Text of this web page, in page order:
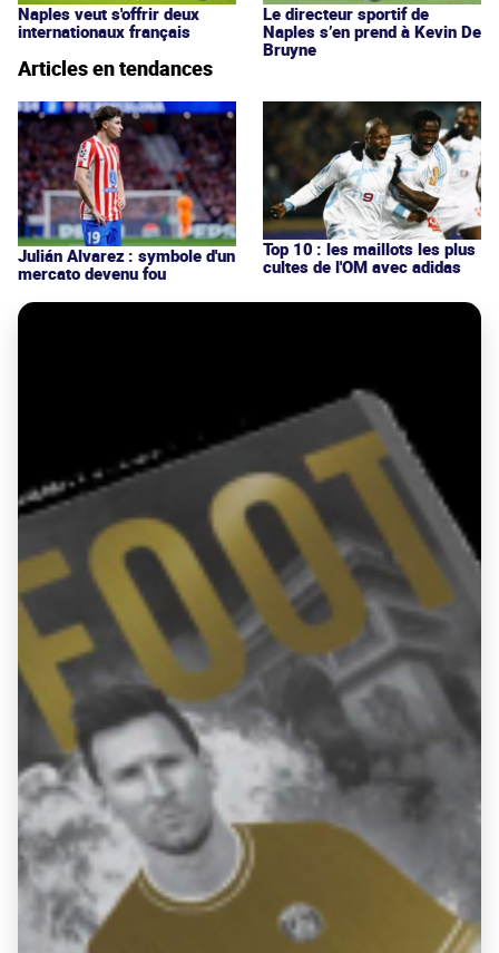
Naples veut s'offrir deux
internationaux français
Le directeur sportif de
Naples s’en prend à Kevin De
Bruyne
Articles en tendances
Julián Alvarez : symbole d'un
mercato devenu fou
Top 10 : les maillots les plus
cultes de l'OM avec adidas